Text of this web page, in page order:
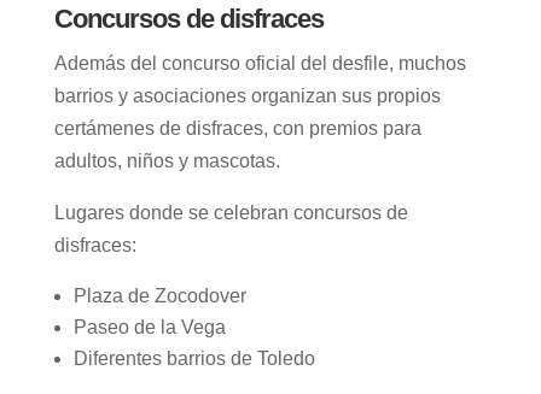
Concursos de disfraces
Además del concurso oficial del desfile, muchos
barrios y asociaciones organizan sus propios
certámenes de disfraces, con premios para
adultos, niños y mascotas.
Lugares donde se celebran concursos de
disfraces:
Plaza de Zocodover
Paseo de la Vega
Diferentes barrios de Toledo